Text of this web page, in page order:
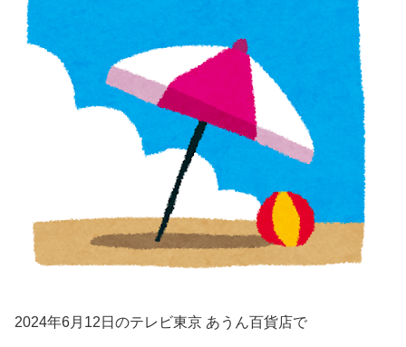
2024年6月12日のテレビ東京 あうん百貨店で